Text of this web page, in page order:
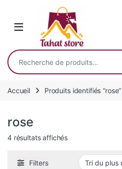
Recherche pour :
Accueil Produits identifiés “rose”
rose
4 résultats affichésTrié du plus
Filters